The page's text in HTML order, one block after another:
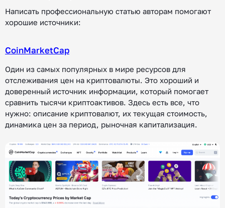
Написать профессиональную статью авторам помогают
хорошие источники:
CoinMarketCap
Один из самых популярных в мире ресурсов для
отслеживания цен на криптовалюты. Это хороший и
доверенный источник информации, который помогает
сравнить тысячи криптоактивов. Здесь есть все, что
нужно: описание криптовалют, их текущая стоимость,
динамика цен за период, рыночная капитализация.